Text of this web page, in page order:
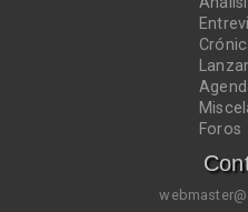
Foros